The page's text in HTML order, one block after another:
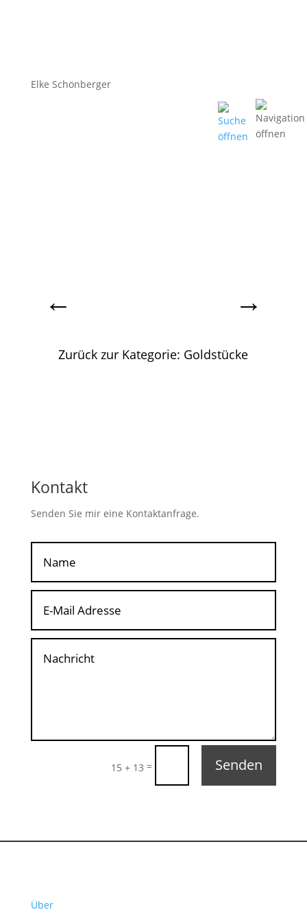
Elke Schönberger
← →
Zurück zur Kategorie: Goldstücke
Kontakt
Senden Sie mir eine Kontaktanfrage.
15 + 13 = Senden
Über